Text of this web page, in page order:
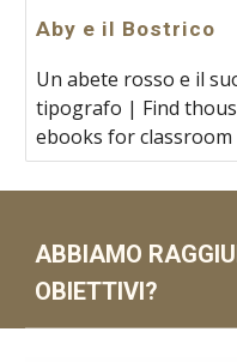
Aby e il Bostrico
Un abete rosso e il
tipografo | Find
ebooks for
ABBIAMO
OBIETTIVI?